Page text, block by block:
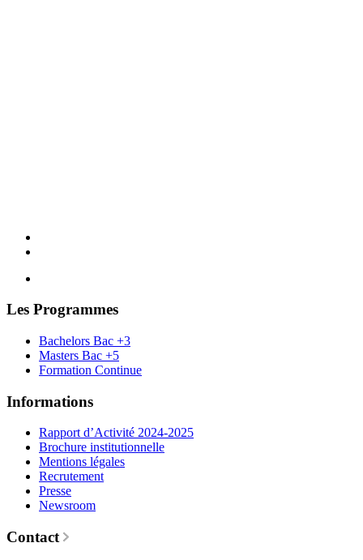
Les Programmes
Bachelors Bac +3
Masters Bac +5
Formation Continue
Informations
Rapport d’Activité 2024-2025
Brochure institutionnelle
Mentions légales
Recrutement
Presse
Newsroom
Contact